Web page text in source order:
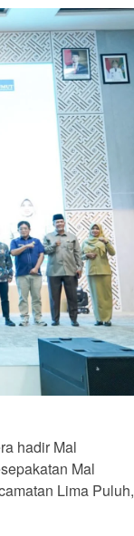
hadir Mal
Mal
Lima Puluh,